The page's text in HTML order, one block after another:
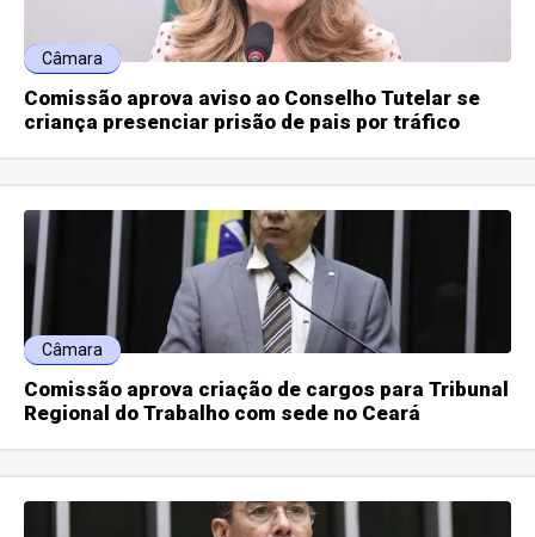
Câmara
Comissão aprova aviso ao Conselho Tutelar se
criança presenciar prisão de pais por tráfico
Câmara
Comissão aprova criação de cargos para Tribunal
Regional do Trabalho com sede no Ceará